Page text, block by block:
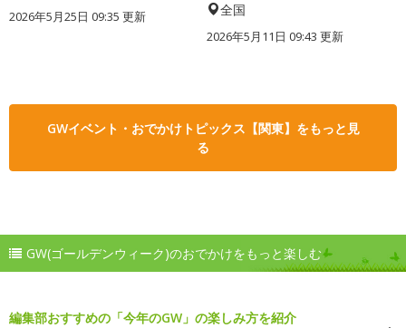
2026年5月25日 09:35 更新 全国
2026年5月11日 09:43 更新
GWイベント・おでかけトピックス【関東】をもっと見
る
GW(ゴールデンウィーク)のおでかけをもっと楽しむ
編集部おすすめの「今年のGW」の楽しみ方を紹介